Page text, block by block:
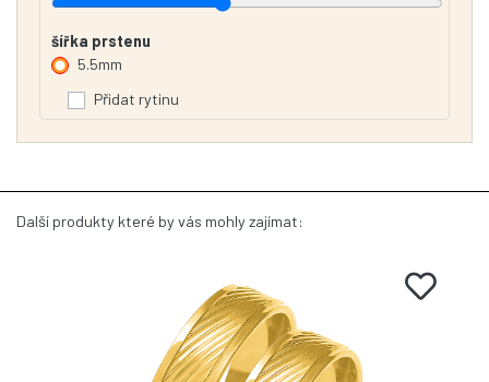
šířka prstenu
5.5mm
Přidat rytinu
Další produkty které by vás mohly zajímat: